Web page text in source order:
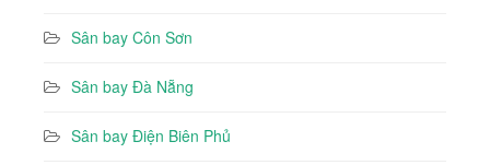
Sân bay Côn Sơn
Sân bay Đà Nẵng
Sân bay Điện Biên Phủ